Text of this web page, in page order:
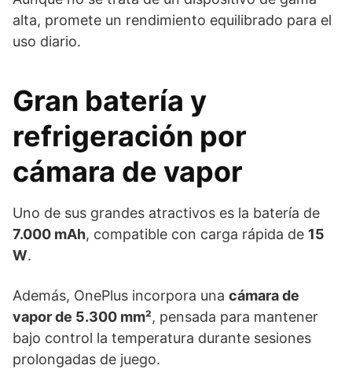
alta, promete un rendimiento equilibrado para el
uso diario.
Gran batería y
refrigeración por
cámara de vapor
Uno de sus grandes atractivos es la batería de
7.000 mAh, compatible con carga rápida de 15
W.
Además, OnePlus incorpora una cámara de
vapor de 5.300 mm², pensada para mantener
bajo control la temperatura durante sesiones
prolongadas de juego.